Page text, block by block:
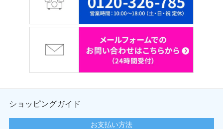
ショッピングガイド
お支払い方法